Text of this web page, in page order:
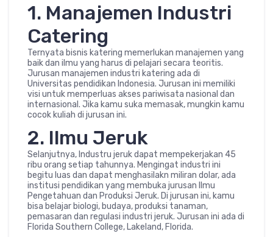
1. Manajemen Industri
Catering
Ternyata bisnis katering memerlukan manajemen yang
baik dan ilmu yang harus di pelajari secara teoritis.
Jurusan manajemen industri katering ada di
Universitas pendidikan Indonesia. Jurusan ini memiliki
visi untuk memperluas akses pariwisata nasional dan
internasional. Jika kamu suka memasak, mungkin kamu
cocok kuliah di jurusan ini.
2. Ilmu Jeruk
Selanjutnya, Industru jeruk dapat mempekerjakan 45
ribu orang setiap tahunnya. Mengingat industri ini
begitu luas dan dapat menghasilakn miliran dolar, ada
institusi pendidikan yang membuka jurusan Ilmu
Pengetahuan dan Produksi Jeruk. Di jurusan ini, kamu
bisa belajar biologi, budaya, produksi tanaman,
pemasaran dan regulasi industri jeruk. Jurusan ini ada di
Florida Southern College, Lakeland, Florida.